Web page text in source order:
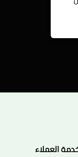
العملاء